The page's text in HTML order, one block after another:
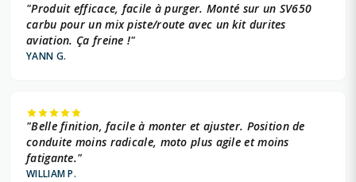
"Produit efficace, facile à purger. Monté sur un SV650
carbu pour un mix piste/route avec un kit durites
aviation. Ça freine !"
YANN G.
"Belle finition, facile à monter et ajuster. Position de
conduite moins radicale, moto plus agile et moins
fatigante."
WILLIAM P.